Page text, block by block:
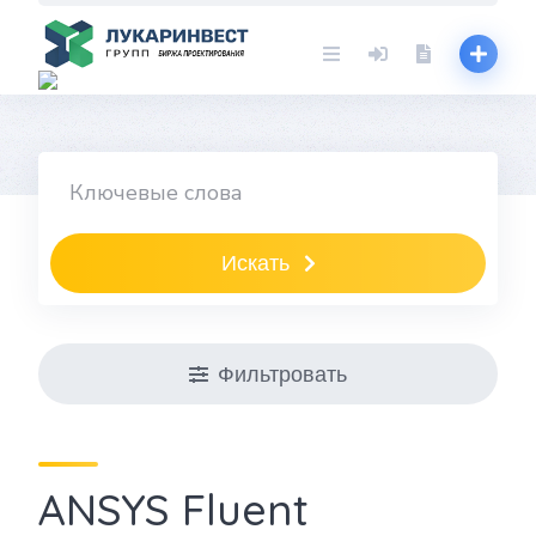
content
Искать
Фильтровать
ANSYS Fluent